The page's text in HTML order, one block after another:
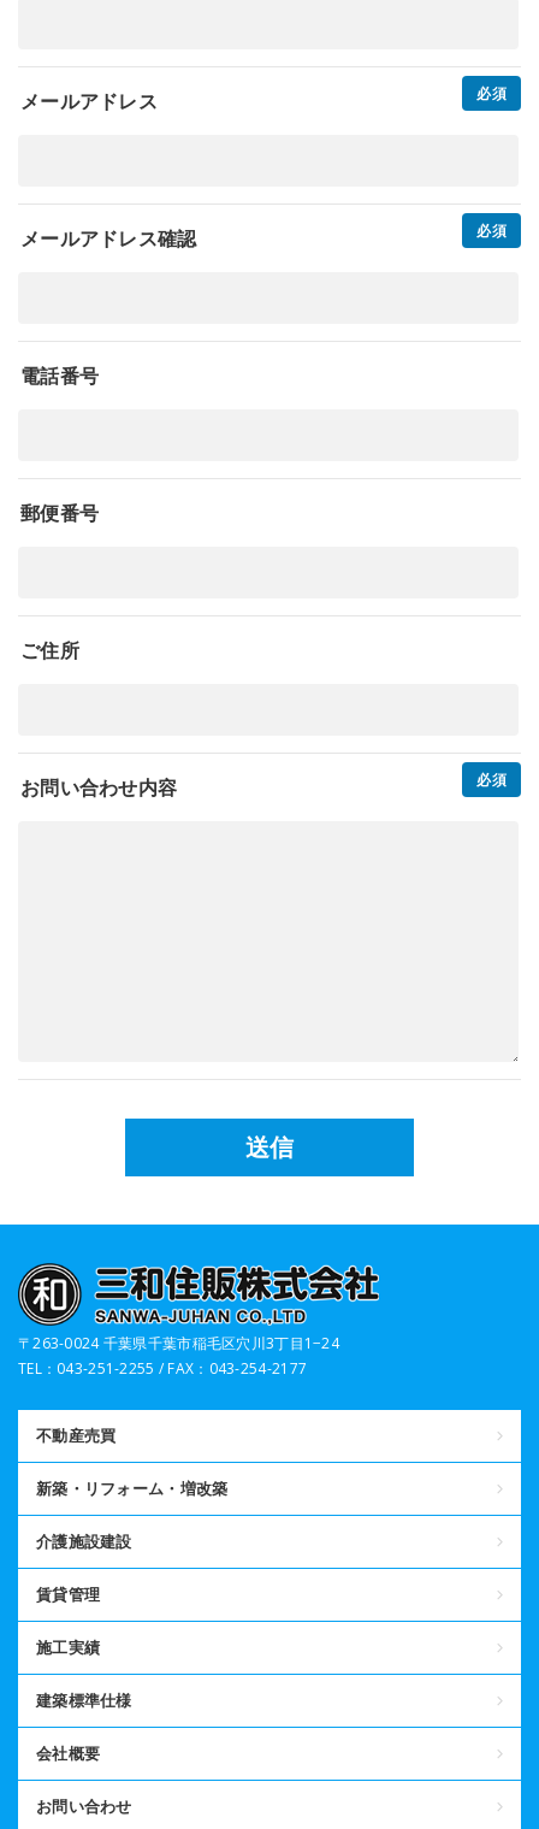
メールアドレス
メールアドレス確認
電話番号
郵便番号
ご住所
お問い合わせ内容
〒263-0024 千葉県千葉市稲毛区穴川3丁目1−24
TEL：043-251-2255 / FAX：043-254-2177
不動産売買
新築・リフォーム・増改築
介護施設建設
賃貸管理
施工実績
建築標準仕様
会社概要
お問い合わせ